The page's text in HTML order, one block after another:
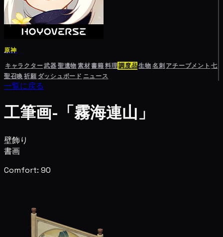
原神
キャラクター武器聖遺物素材書籍料理調度品生物名刺 アチーブメント 七
聖召喚祈願 ダッシュボード ニュース
一覧に戻る
工筆画-「霧海連山」
壁飾り
書画
Comfort: 90